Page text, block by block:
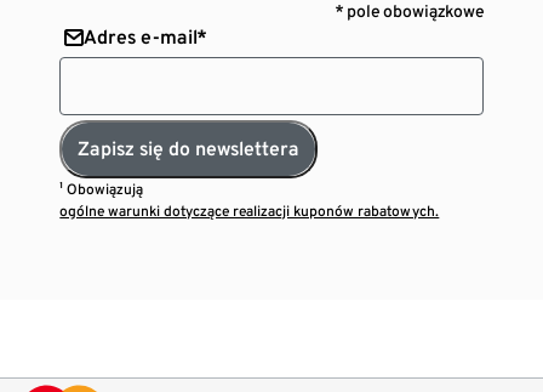
* pole obowiązkowe
Adres e-mail*
Zapisz się do newslettera
¹ Obowiązują
ogólne warunki dotyczące realizacji kuponów rabatowych.